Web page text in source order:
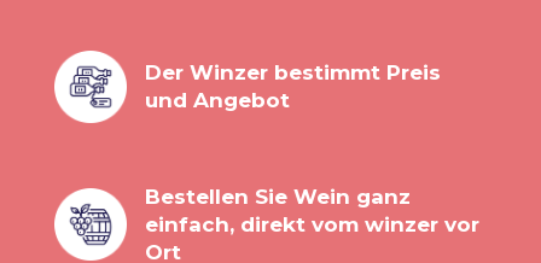
Der Winzer bestimmt Preis
und Angebot
Bestellen Sie Wein ganz
einfach, direkt vom winzer vor
Ort